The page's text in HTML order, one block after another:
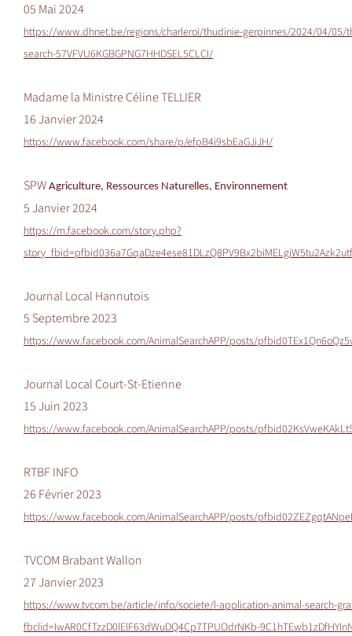
05 Mai 2024
https://www.dhnet.be/regions/charleroi/thudinie-gerpinnes/2024/04/05/
search-57VFVU6KGBGPNG7HHDSEL5CLCI/
Madame la Ministre Céline TELLIER
16 Janvier 2024
https://www.facebook.com/share/p/efpB4i9sbEaGJiJH/
SPW Agriculture, Ressources Naturelles, Environnement
5 Janvier 2024
https://m.facebook.com/story.php?
Journal Local Hannutois
5 Septembre 2023
https://www.facebook.com/AnimalSearchAPP/posts/
Journal Local Court-St-Etienne
15 Juin 2023
https://www.facebook.com/AnimalSearchAPP/posts/
RTBF INFO
26 Février 2023
https://www.facebook.com/AnimalSearchAPP/posts/
TVCOM Brabant Wallon
27 Janvier 2023
https://www.tvcom.be/article/info/societe/l-application-animal-search-
fbclid=IwAR0CfTzzD0lElF63dWuDQ4Cp7TPUOdrNKb-